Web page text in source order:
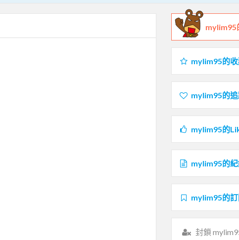
mylim95
mylim95的
mylim95的
mylim95的
mylim95的
mylim95的
封鎖